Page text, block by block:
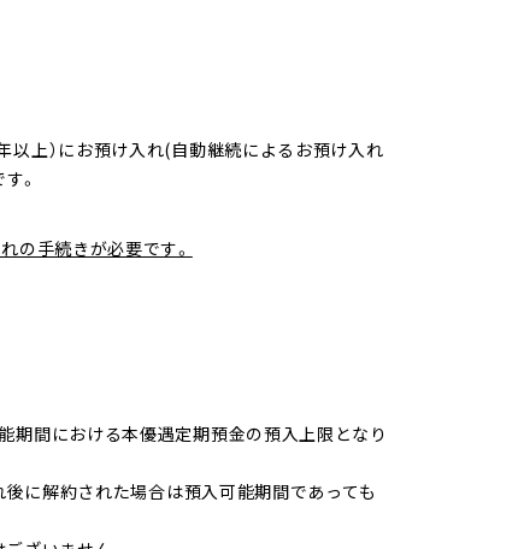
以上）にお預け入れ(自動継続によるお預け入れ
。
の手続きが必要です。
期間における本優遇定期預金の預入上限となり
に解約された場合は預入可能期間であっても